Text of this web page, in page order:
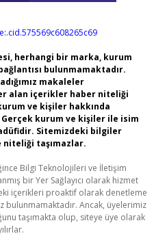
herhangi bir marka, kurum
bulunmamaktadır.
makaleler
alan içerikler haber niteliği
ve kişiler hakkında
Gerçek kurum ve kişiler ile isim
Sitemizdeki bilgiler
taşımazlar.
Bilgi Teknolojileri ve İletişim
bir Yer Sağlayıcı olarak hizmet
içerikleri proaktif olarak denetleme
bulunmamaktadır. Ancak, üyelerimiz
taşımakta olup, siteye üye olarak